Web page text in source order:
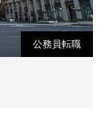
公務員転職